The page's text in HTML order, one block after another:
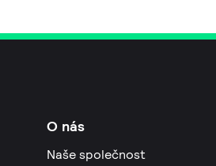
O nás
Naše společnost